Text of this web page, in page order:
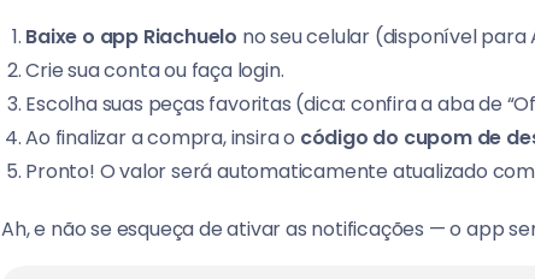
Baixe o app Riachuelo no seu celular (disponível para
Crie sua conta ou faça login.
Escolha suas peças favoritas (dica: confira a aba de
Ao finalizar a compra, insira o código do cupom de
Pronto! O valor será automaticamente atualizado
Ah, e não se esqueça de ativar as notificações — o app